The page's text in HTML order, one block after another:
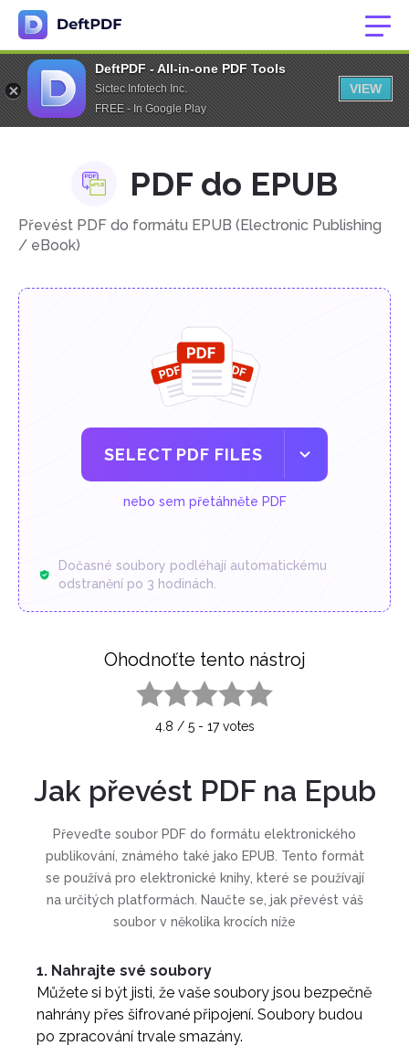
DeftPDF - All-in-one PDF Tools
Sictec Infotech Inc.
FREE - In Google Play
VIEW
PDF do EPUB
Převést PDF do formátu EPUB (Electronic Publishing
/ eBook)
SELECT PDF FILES
nebo sem přetáhněte PDF
Dočasné soubory podléhají automatickému
odstranění po 3 hodinách.
Ohodnoťte tento nástroj
4.8 / 5- 17votes
Jak převést PDF na Epub
Převeďte soubor PDF do formátu elektronického
publikování, známého také jako EPUB. Tento formát
se používá pro elektronické knihy, které se používají
na určitých platformách. Naučte se, jak převést váš
soubor v několika krocích níže
1. Nahrajte své soubory
Můžete si být jisti, že vaše soubory jsou bezpečně
nahrány přes šifrované připojení. Soubory budou
po zpracování trvale smazány.